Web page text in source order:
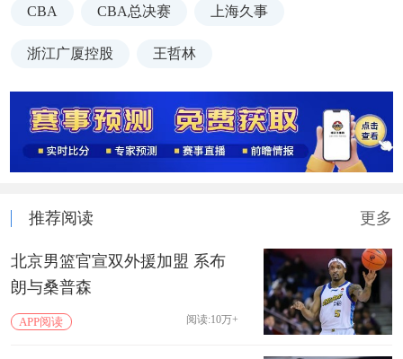
CBA CBA总决赛 上海久事
浙江广厦控股 王哲林
推荐阅读 更多
北京男篮官宣双外援加盟 系布
朗与桑普森
APP阅读 阅读:10万+